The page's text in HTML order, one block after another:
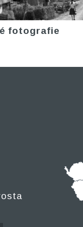
fotografie